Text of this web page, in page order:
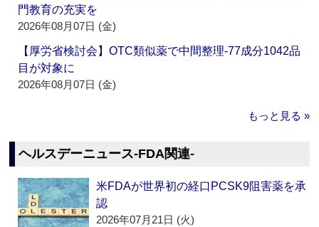
門教育の充実を
2026年08月07日 (金)
【厚労省検討会】OTC類似薬で中間整理‐77成分1042品
目が対象に
2026年08月07日 (金)
もっと見る »
ヘルスデーニュース‐FDA関連‐
米FDAが世界初の経口PCSK9阻害薬を承
認
2026年07月21日 (火)